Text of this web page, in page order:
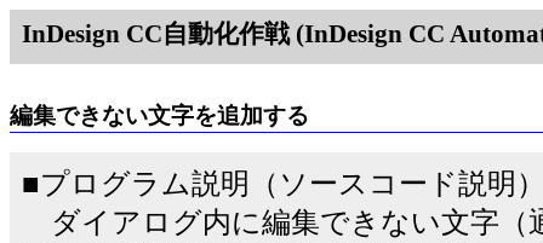
InDesign CC自動化作戦 (InDesign CC
編集できない文字を追加する
■プログラム説明（ソースコード説明
ダイアログ内に編集できない文字（